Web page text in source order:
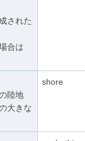
された
合は
陸地
大きな
shore